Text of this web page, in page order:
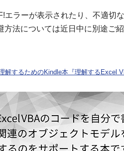
エラーが表示されたり、不適切
法については近日中に別途ご
するためのKindle本『理解するExcel